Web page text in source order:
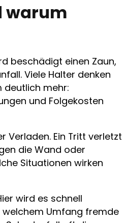
warum
beschädigt einen Zaun,
Viele Halter denken
deutlich mehr:
und Folgekosten
Verladen. Ein Tritt verletzt
die Wand oder
Situationen wirken
wird es schnell
Umfang fremde